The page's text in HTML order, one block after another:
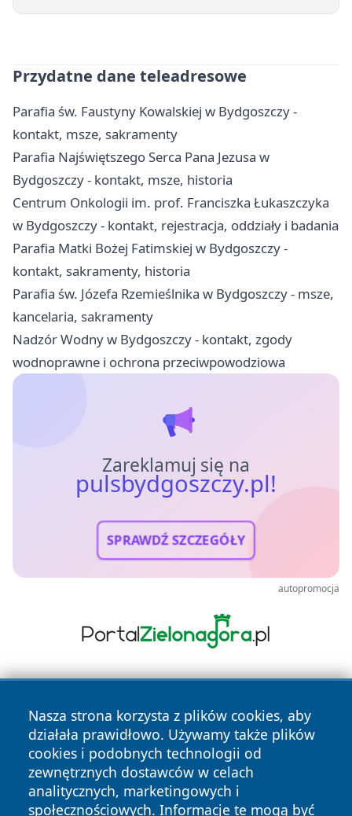
Przydatne dane teleadresowe
Parafia św. Faustyny Kowalskiej w Bydgoszczy -
kontakt, msze, sakramenty
Parafia Najświętszego Serca Pana Jezusa w
Bydgoszczy - kontakt, msze, historia
Centrum Onkologii im. prof. Franciszka Łukaszczyka
w Bydgoszczy - kontakt, rejestracja, oddziały i badania
Parafia Matki Bożej Fatimskiej w Bydgoszczy -
kontakt, sakramenty, historia
Parafia św. Józefa Rzemieślnika w Bydgoszczy - msze,
kancelaria, sakramenty
Nadzór Wodny w Bydgoszczy - kontakt, zgody
wodnoprawne i ochrona przeciwpowodziowa
Zareklamuj się na
pulsbydgoszczy.pl!
SPRAWDŹ SZCZEGÓŁY
autopromocja
Nasza strona korzysta z plików cookies, aby
działała prawidłowo. Używamy także plików
cookies i podobnych technologii od
zewnętrznych dostawców w celach
analitycznych, marketingowych i
społecznościowych. Informacje te mogą być
Copyright © 2026 pulsbydgoszczy.pl Wszystkie prawa
zastrzeżone.